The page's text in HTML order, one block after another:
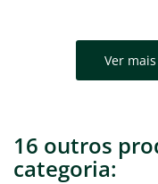
Ver
16 outros
categoria: